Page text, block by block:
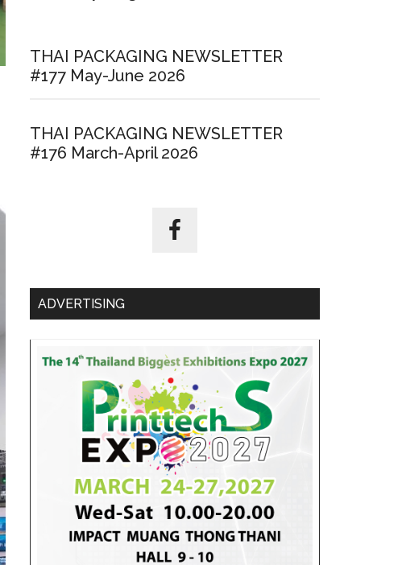
THAI PACKAGING NEWSLETTER
#177 May-June 2026
THAI PACKAGING NEWSLETTER
#176 March-April 2026
ADVERTISING